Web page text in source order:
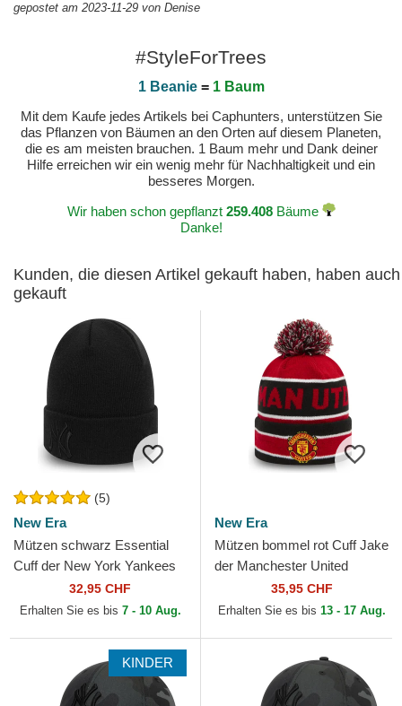
gepostet am 2023-11-29 von Denise
#StyleForTrees
1 Beanie= 1 Baum
Mit dem Kaufe jedes Artikels bei Caphunters, unterstützen Sie
das Pflanzen von Bäumen an den Orten auf diesem Planeten,
die es am meisten brauchen. 1 Baum mehr und Dank deiner
Hilfe erreichen wir ein wenig mehr für Nachhaltigkeit und ein
besseres Morgen.
Wir haben schon gepflanzt 259.408Bäume
Danke!
Kunden, die diesen Artikel gekauft haben, haben auch
gekauft
(5)
New Era
Mützen schwarz Essential
Cuff der New York Yankees
MLB von New Era
32,95 CHF
Erhalten Sie es bis 7 - 10 Aug.
New Era
Mützen bommel rot Cuff Jake
der Manchester United
Football Club Premier League
von New Era
35,95 CHF
Erhalten Sie es bis 13 - 17 Aug.
KINDER